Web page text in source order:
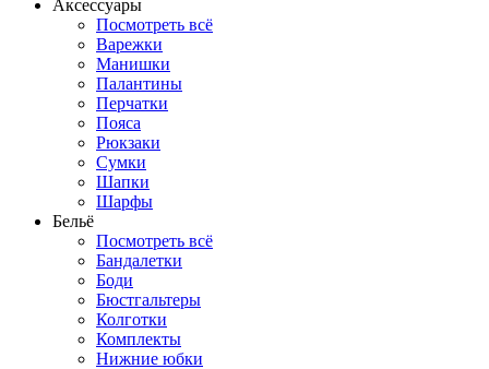
Аксессуары
Посмотреть всё
Варежки
Манишки
Палантины
Перчатки
Пояса
Рюкзаки
Сумки
Шапки
Шарфы
Бельё
Посмотреть всё
Бандалетки
Боди
Бюстгальтеры
Колготки
Комплекты
Нижние юбки